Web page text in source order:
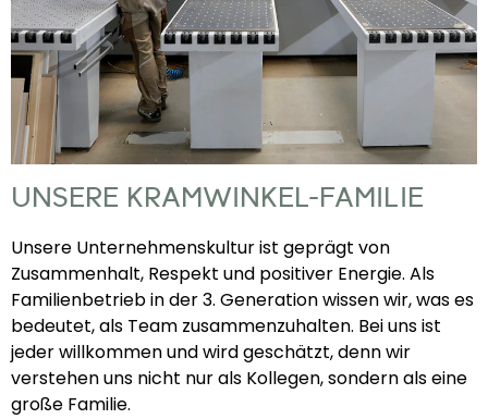
UNSERE KRAMWINKEL-FAMILIE
Unsere Unternehmenskultur ist geprägt von
Zusammenhalt, Respekt und positiver Energie. Als
Familienbetrieb in der 3. Generation wissen wir, was es
bedeutet, als Team zusammenzuhalten. Bei uns ist
jeder willkommen und wird geschätzt, denn wir
verstehen uns nicht nur als Kollegen, sondern als eine
große Familie.